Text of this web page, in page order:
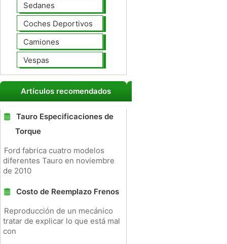
Sedanes
Coches Deportivos
Camiones
Vespas
Artículos recomendados
Tauro Especificaciones de
Torque
Ford fabrica cuatro modelos
diferentes Tauro en noviembre
de 2010
Costo de Reemplazo Frenos
Reproducción de un mecánico
tratar de explicar lo que está mal
con